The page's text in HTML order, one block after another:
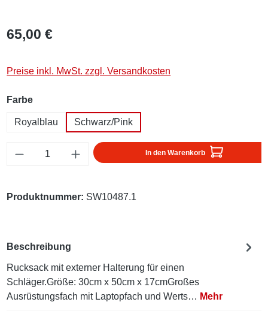
65,00 €
Preise inkl. MwSt. zzgl. Versandkosten
Farbeauswählen
Royalblau Schwarz/Pink
Produkt Anzahl: Gib den gewünschten
In den Warenkorb
Produktnummer: SW10487.1
Beschreibung
Rucksack mit externer Halterung für einen
Schläger.Größe: 30cm x 50cm x 17cmGroßes
Ausrüstungsfach mit Laptopfach und Werts… Mehr